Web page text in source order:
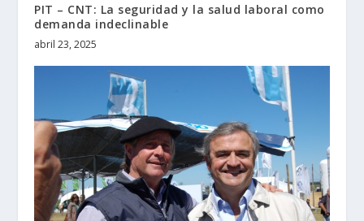
PIT – CNT: La seguridad y la salud laboral como
demanda indeclinable
abril 23, 2025